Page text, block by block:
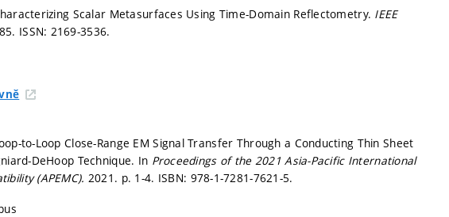
Scalar Metasurfaces Using Time-Domain Reflectometry. IEEE
ISSN: 2169-3536.
to-Loop Close-Range EM Signal Transfer Through a Conducting Thin Sheet
DeHoop Technique. In Proceedings of the 2021 Asia-Pacific International
(APEMC). 2021. p. 1-4. ISBN: 978-1-7281-7621-5.